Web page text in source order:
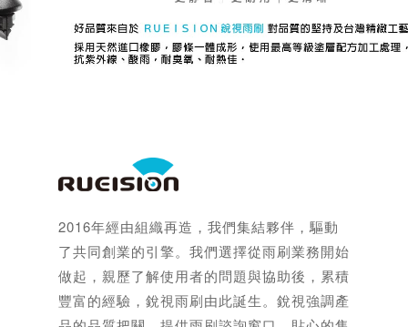
2016年經由組織再造，我們集結夥伴，驅動
了共同創業的引擎。我們選擇從雨刷業務開始
做起，親歷了解使用者的問題與協助後，累積
豐富的經驗，銳視雨刷由此誕生。銳視強調產